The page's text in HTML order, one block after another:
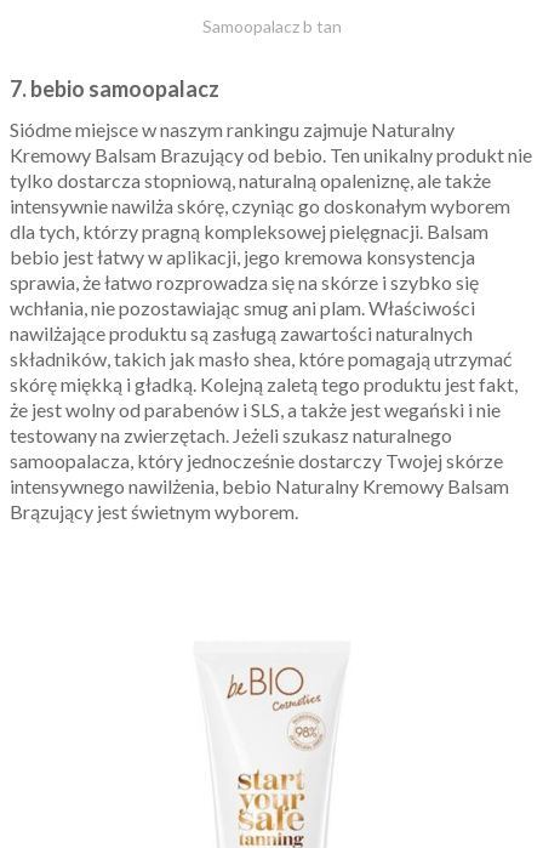
Samoopalacz b tan
7. bebio samoopalacz
Siódme miejsce w naszym rankingu zajmuje Naturalny
Kremowy Balsam Brazujący od bebio. Ten unikalny produkt nie
tylko dostarcza stopniową, naturalną opaleniznę, ale także
intensywnie nawilża skórę, czyniąc go doskonałym wyborem
dla tych, którzy pragną kompleksowej pielęgnacji. Balsam
bebio jest łatwy w aplikacji, jego kremowa konsystencja
sprawia, że łatwo rozprowadza się na skórze i szybko się
wchłania, nie pozostawiając smug ani plam. Właściwości
nawilżające produktu są zasługą zawartości naturalnych
składników, takich jak masło shea, które pomagają utrzymać
skórę miękką i gładką. Kolejną zaletą tego produktu jest fakt,
że jest wolny od parabenów i SLS, a także jest wegański i nie
testowany na zwierzętach. Jeżeli szukasz naturalnego
samoopalacza, który jednocześnie dostarczy Twojej skórze
intensywnego nawilżenia, bebio Naturalny Kremowy Balsam
Brązujący jest świetnym wyborem.